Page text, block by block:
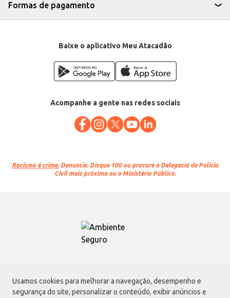
Usamos cookies para melhorar a navegação, desempenho e
segurança do site, personalizar o conteúdo, exibir anúncios e
Formas de pagamento
Baixe o aplicativo Meu Atacadão
Acompanhe a gente nas redes sociais
Racismo é crime. Denuncie. Disque 100 ou procure a Delegacia de Polícia
Civil mais próxima ou o Ministério Público.
Atacadão S.A.
Avenida Morvan Dias de Figueiredo, 6169, Vila Maria, São Paulo - SP | CEP
02170-901 | CNPJ: 75.315.333/0001-09